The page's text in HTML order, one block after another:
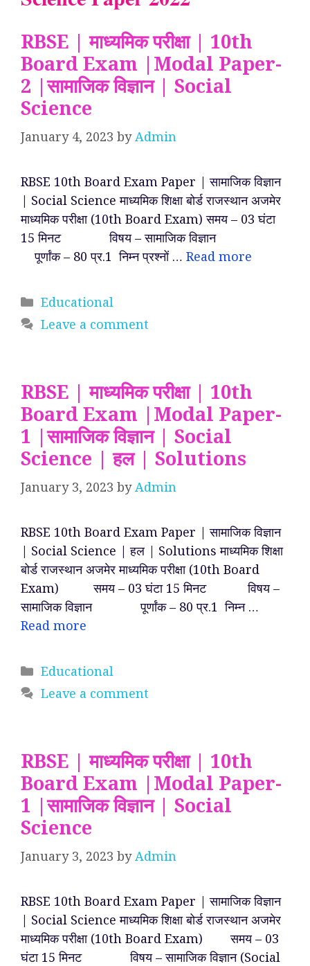
RBSE | माध्यमिक परीक्षा | 10th
Board Exam |Modal Paper-
2 |सामाजिक विज्ञान | Social
Science
January 4, 2023 byAdmin
RBSE 10th Board Exam Paper | सामाजिक विज्ञान
| Social Science माध्यमिक शिक्षा बोर्ड राजस्थान अजमेर
माध्यमिक परीक्षा (10th Board Exam) समय – 03 घंटा
15 मिनट विषय – सामाजिक विज्ञान
पूर्णांक – 80 प्र.1 निम्न प्रश्नों … Read more
Categories
Educational
Leave a comment
RBSE | माध्यमिक परीक्षा | 10th
Board Exam |Modal Paper-
1 |सामाजिक विज्ञान | Social
Science | हल | Solutions
January 3, 2023 byAdmin
RBSE 10th Board Exam Paper | सामाजिक विज्ञान
| Social Science | हल | Solutions माध्यमिक शिक्षा
बोर्ड राजस्थान अजमेर माध्यमिक परीक्षा (10th Board
Exam) समय – 03 घंटा 15 मिनट विषय –
सामाजिक विज्ञान पूर्णांक – 80 प्र.1 निम्न …
Read more
Categories
Educational
Leave a comment
RBSE | माध्यमिक परीक्षा | 10th
Board Exam |Modal Paper-
1 |सामाजिक विज्ञान | Social
Science
January 3, 2023 byAdmin
RBSE 10th Board Exam Paper | सामाजिक विज्ञान
| Social Science माध्यमिक शिक्षा बोर्ड राजस्थान अजमेर
माध्यमिक परीक्षा (10th Board Exam) समय – 03
घंटा 15 मिनट विषय – सामाजिक विज्ञान (Social